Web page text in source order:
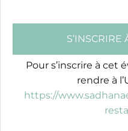
S’INSCRIRE
Pour s’inscrire à cet
rendre à
https://